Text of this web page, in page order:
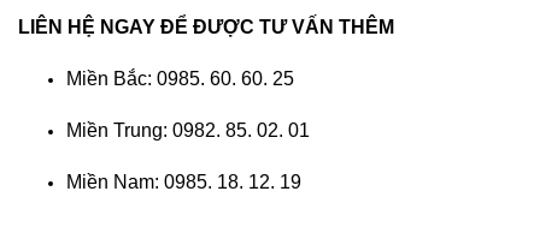
LIÊN HỆ NGAY ĐỂ ĐƯỢC TƯ VẤN THÊM
Miền Bắc: 0985. 60. 60. 25
Miền Trung: 0982. 85. 02. 01
Miền Nam: 0985. 18. 12. 19